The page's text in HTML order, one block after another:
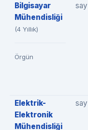
Bilgisayar
Mühendisliği
(4 Yıllık)
Örgün
say
Elektrik-
Elektronik
Mühendisliği
say